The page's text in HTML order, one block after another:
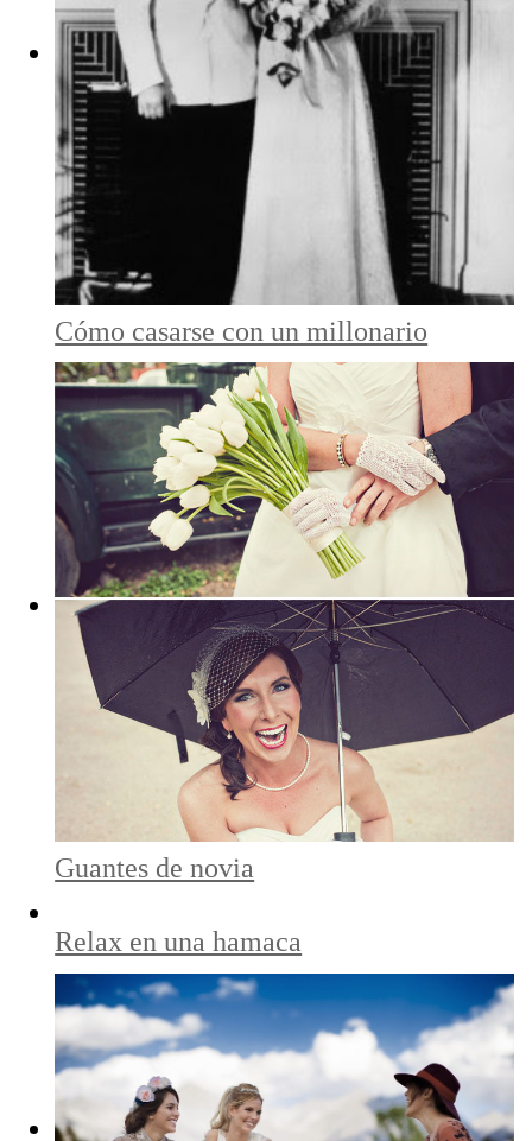
Cómo casarse con un millonario
Guantes de novia
Relax en una hamaca